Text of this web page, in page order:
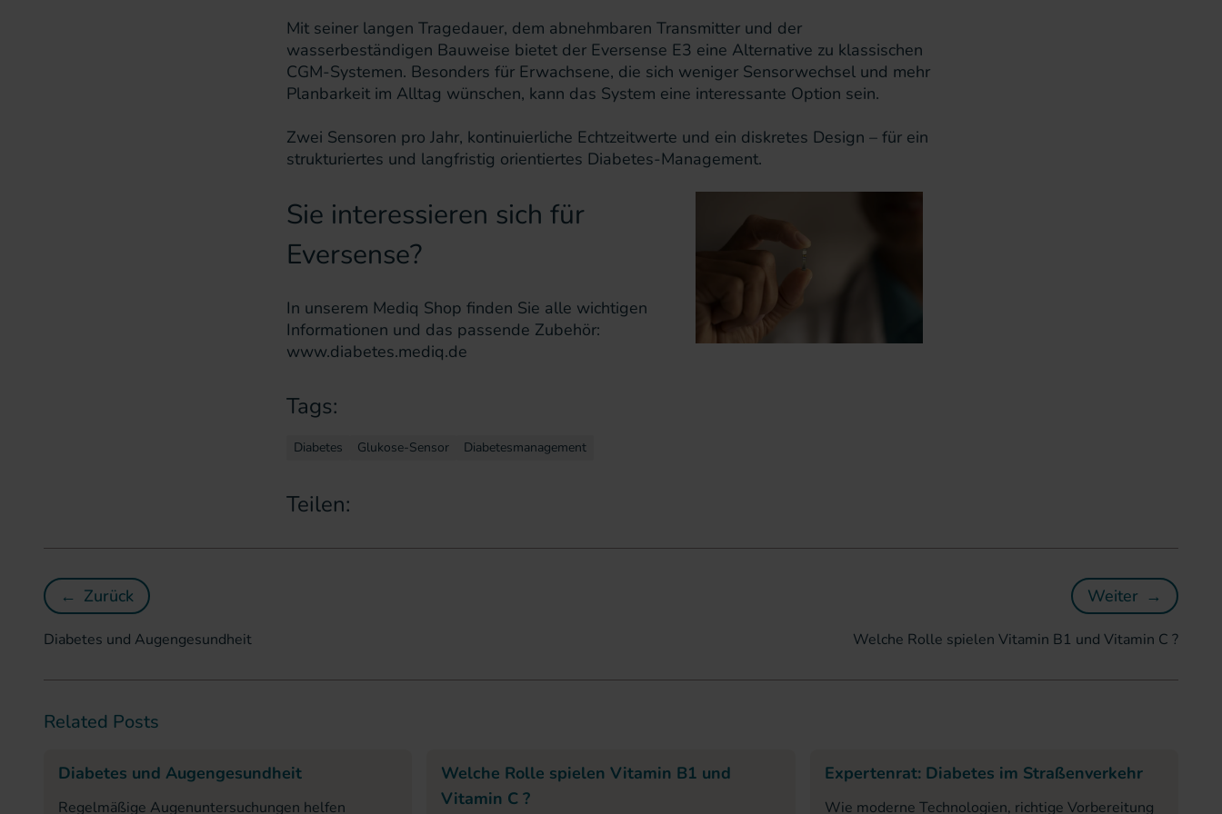
Mit seiner langen Tragedauer, dem abnehmbaren Transmitter und der
wasserbeständigen Bauweise bietet der Eversense E3 eine Alternative zu klassischen
CGM-Systemen. Besonders für Erwachsene, die sich weniger Sensorwechsel und mehr
Planbarkeit im Alltag wünschen, kann das System eine interessante Option sein.
Zwei Sensoren pro Jahr, kontinuierliche Echtzeitwerte und ein diskretes Design – für ein
strukturiertes und langfristig orientiertes Diabetes-Management.
Sie interessieren sich für
Eversense?
In unserem Mediq Shop finden Sie alle wichtigen
Informationen und das passende Zubehör:
www.diabetes.mediq.de
Tags:
Diabetes Glukose-Sensor Diabetesmanagement
Teilen:
← Zurück
Diabetes und Augengesundheit
Diabetes und Augengesundheit
WeiterWelche
→
Welche Rolle spielen Vitamin B1 und Vitamin C ?
Related Posts
Diabetes und Augengesundheit
Regelmäßige Augenuntersuchungen helfen
Welche Rolle spielen Vitamin B1 und
Vitamin C ?
Expertenrat: Diabetes im Straßenverkehr
Wie moderne Technologien, richtige Vorbereitung